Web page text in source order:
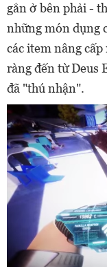
gắn ở bên phải -
những món dụng
các item nâng
ràng đến từ Deus
đã "thú nhận".